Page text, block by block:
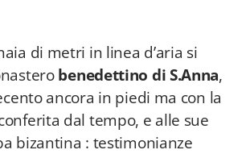
di metri in linea d’aria si
benedettino di S.Anna,
ancora in piedi ma con la
dal tempo, e alle sue
bizantina : testimonianze